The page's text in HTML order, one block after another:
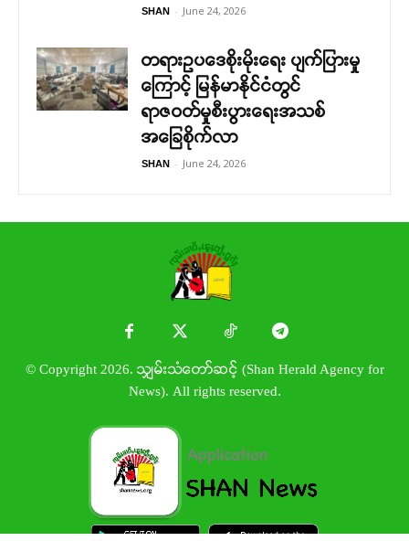
SHAN - June 24, 2026
တရားဥပဒေစိုးမိုးရေး ပျက်ပြားမှု
ကြောင့် မြန်မာနိုင်ငံတွင်
ရာဇဝတ်မှုစီးပွားရေးအသစ်
အခြေစိုက်လာ
SHAN - June 24, 2026
© Copyright 2026. သျှမ်းသံတော်ဆင့် (Shan Herald Agency for
News). All rights reserved.